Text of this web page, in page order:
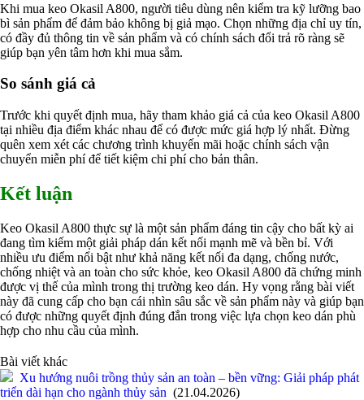
Khi mua keo Okasil A800, người tiêu dùng nên kiểm tra kỹ lưỡng bao
bì sản phẩm để đảm bảo không bị giả mạo. Chọn những địa chỉ uy tín,
có đầy đủ thông tin về sản phẩm và có chính sách đổi trả rõ ràng sẽ
giúp bạn yên tâm hơn khi mua sắm.
So sánh giá cả
Trước khi quyết định mua, hãy tham khảo giá cả của keo Okasil A800
tại nhiều địa điểm khác nhau để có được mức giá hợp lý nhất. Đừng
quên xem xét các chương trình khuyến mãi hoặc chính sách vận
chuyển miễn phí để tiết kiệm chi phí cho bản thân.
Kết luận
Keo Okasil A800 thực sự là một sản phẩm đáng tin cậy cho bất kỳ ai
đang tìm kiếm một giải pháp dán kết nối mạnh mẽ và bền bỉ. Với
nhiều ưu điểm nổi bật như khả năng kết nối đa dạng, chống nước,
chống nhiệt và an toàn cho sức khỏe, keo Okasil A800 đã chứng minh
được vị thế của mình trong thị trường keo dán. Hy vọng rằng bài viết
này đã cung cấp cho bạn cái nhìn sâu sắc về sản phẩm này và giúp bạn
có được những quyết định đúng đắn trong việc lựa chọn keo dán phù
hợp cho nhu cầu của mình.
Bài viết khác
Xu hướng nuôi trồng thủy sản an toàn – bền vững: Giải pháp phát
triển dài hạn cho ngành thủy sản (21.04.2026)